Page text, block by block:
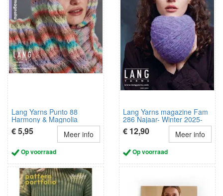
Lang Yarns Punto 88
Harmony & Magnolia
NL/DE/FR
€ 5,95 Meer info
Op voorraad
Lang Yarns magazine Fam
286 Najaar- Winter 2025-
2026
€ 12,90 Meer info
Op voorraad